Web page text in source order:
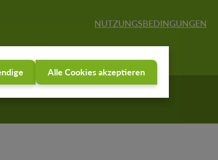
NUTZUNGSBEDINGUNGEN
Alle Cookies akzeptieren